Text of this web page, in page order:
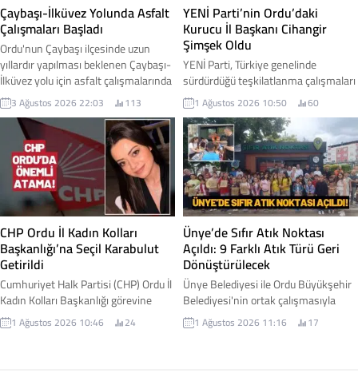
Çaybaşı-İlküvez Yolunda Asfalt
Çalışmaları Başladı
Ordu'nun Çaybaşı ilçesinde uzun
yıllardır yapılması beklenen Çaybaşı-
İlküvez yolu için asfalt çalışmalarında
ilk adım atıldı. Yüklenici firmanın iş
makineleriyle sahaya inmesiyle
birlikte yol yapım çalışmalarına
resmen başlandı. Çaybaşı Belediye
Başkanı Mesut Karayiğit, çalışmalara
ilişkin gelişmeyi sosyal medya
hesabından yaptığı paylaşımla
duyurdu. Karayiğit, Çaybaşı-İlküvez
hattında başlayan çalışmaların
sadece bir yol projesi...
3 Ağustos 2026 22:03 113
YENİ Parti’nin Ordu’daki
Kurucu İl Başkanı Cihangir
Şimşek Oldu
YENİ Parti, Türkiye genelinde
sürdürdüğü teşkilatlanma çalışmaları
kapsamında Ordu'daki yapılanmasını
başlattı. Parti Genel Merkezi
tarafından alınan kararla, Ordu İl
Teşkilatı'nın kuruluş sürecini
yürütmek üzere Cihangir Şimşek
kurucu il başkanı olarak
görevlendirildi. İşte detaylar...
1 Ağustos 2026 10:50 60
CHP Ordu İl Kadın Kolları
Başkanlığı’na Seçil Karabulut
Getirildi
Cumhuriyet Halk Partisi (CHP) Ordu İl
Kadın Kolları Başkanlığı görevine
Seçil Karabulut atandı. Yeni görevine
başlamasının ardından açıklamalarda
1 Ağustos 2026 10:46 24
Ünye’de Sıfır Atık Noktası
Açıldı: 9 Farklı Atık Türü Geri
Dönüştürülecek
Ünye Belediyesi ile Ordu Büyükşehir
Belediyesi'nin ortak çalışmasıyla
hayata geçirilen Sıfır Atık Noktası
hizmete açıldı. Yeni merkez
1 Ağustos 2026 11:16 17